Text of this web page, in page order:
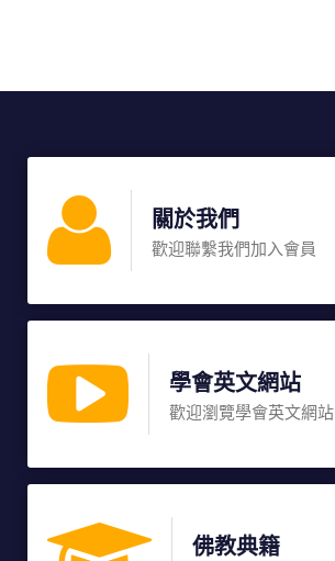
關於我們
歡迎聯繫我們加入會員
學會英文網站
歡迎瀏覽學會英文網站
佛教典籍